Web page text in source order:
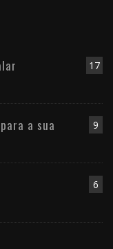
17
9
a sua
6